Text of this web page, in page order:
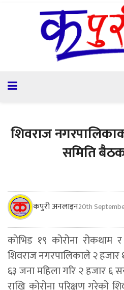
शिवराज
समिति बैठक
कपुरी अनलाइन20th
कोभिड १९ कोरोना रोकथाम
शिवराज नगरपालिकाले २
६३ जना महिला गरि २ हजार ६
राखि कोरोना परिक्षण गरेको